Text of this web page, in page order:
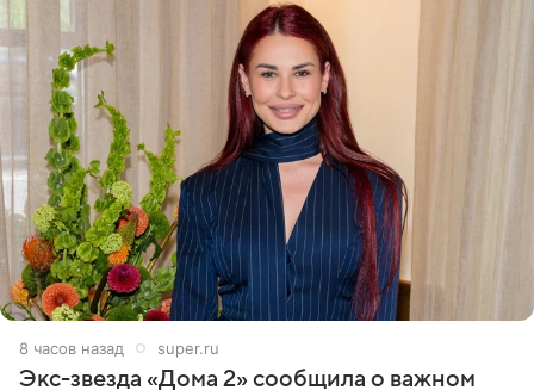
8 часов назад super.ru
Экс-звезда «Дома 2» сообщила о важном